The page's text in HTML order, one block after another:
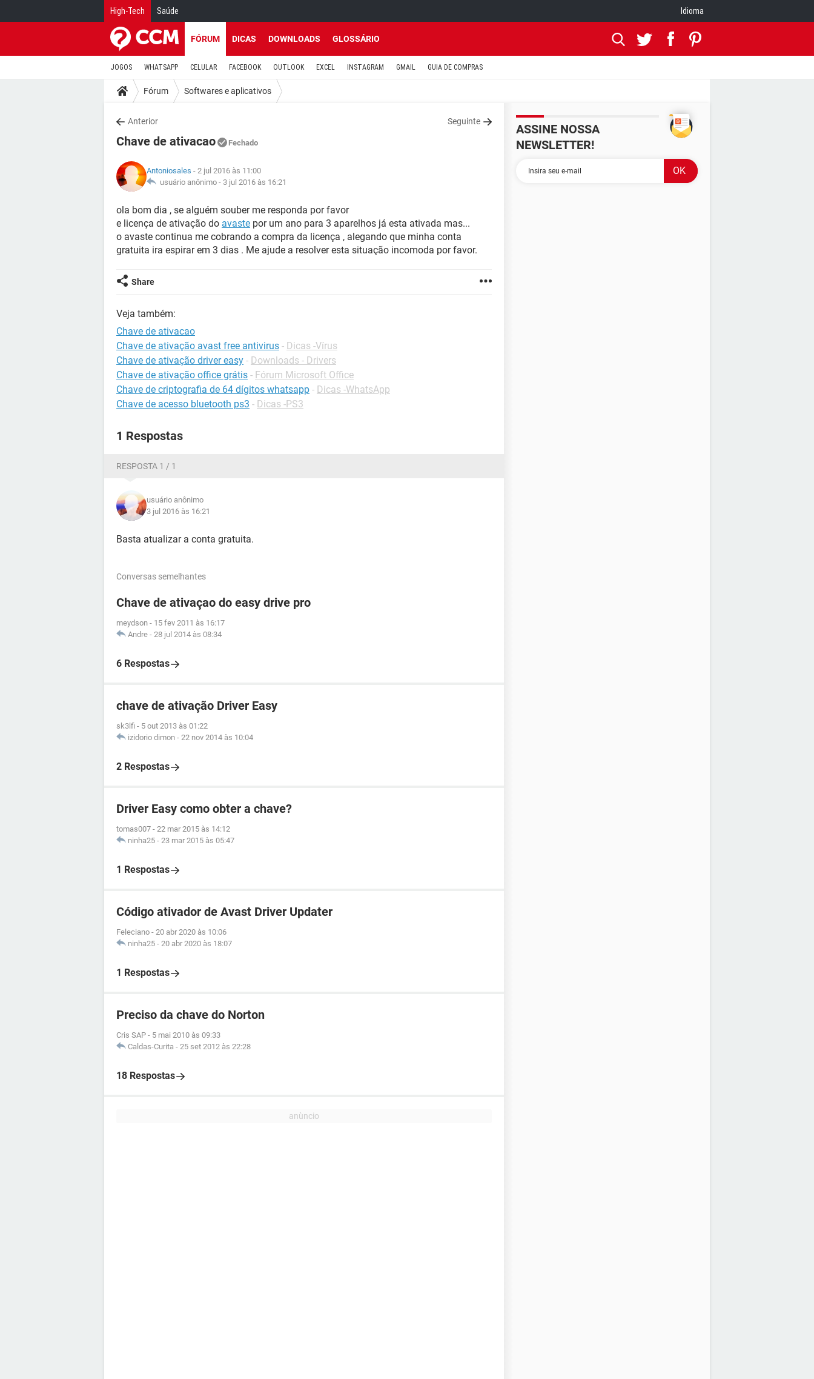
High-Tech Saúde Idioma
FÓRUM DICAS DOWNLOADS GLOSSÁRIO
JOGOS WHATSAPP CELULAR FACEBOOK OUTLOOK EXCEL INSTAGRAM GMAIL GUIA DE COMPRAS
Fórum Softwares e aplicativos
Anterior Seguinte
Chave de ativacao Fechado
Antoniosales - 2 jul 2016 às 11:00
usuário anônimo - 3 jul 2016 às 16:21
ola bom dia , se alguém souber me responda por favor
e licença de ativação do avaste por um ano para 3 aparelhos já esta ativada mas...
o avaste continua me cobrando a compra da licença , alegando que minha conta
gratuita ira espirar em 3 dias . Me ajude a resolver esta situação incomoda por favor.
Share
Veja também:
Chave de ativacao
Chave de ativação avast free antivirus - Dicas -Vírus
Chave de ativação driver easy - Downloads - Drivers
Chave de ativação office grátis - Fórum Microsoft Office
Chave de criptografia de 64 dígitos whatsapp - Dicas -WhatsApp
Chave de acesso bluetooth ps3 - Dicas -PS3
1 Respostas
RESPOSTA 1 / 1
usuário anônimo
3 jul 2016 às 16:21
Basta atualizar a conta gratuita.
Conversas semelhantes
Chave de ativaçao do easy drive pro
meydson - 15 fev 2011 às 16:17
Andre - 28 jul 2014 às 08:34
6 Respostas
chave de ativação Driver Easy
sk3lfi - 5 out 2013 às 01:22
izidorio dimon - 22 nov 2014 às 10:04
2 Respostas
Driver Easy como obter a chave?
tomas007 - 22 mar 2015 às 14:12
ninha25 - 23 mar 2015 às 05:47
1 Respostas
Código ativador de Avast Driver Updater
Feleciano - 20 abr 2020 às 10:06
ninha25 - 20 abr 2020 às 18:07
1 Respostas
Preciso da chave do Norton
Cris SAP - 5 mai 2010 às 09:33
Caldas-Curita - 25 set 2012 às 22:28
18 Respostas
ASSINE NOSSA
NEWSLETTER!